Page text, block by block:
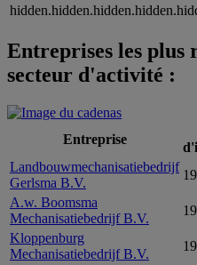
Entreprises les plus
secteur d'activité :
Entreprise
Landbouwmechanisatiebedrijf
Gerlsma B.V.
A.w. Boomsma
Mechanisatiebedrijf B.V.
Kloppenburg
Mechanisatiebedrijf B.V.